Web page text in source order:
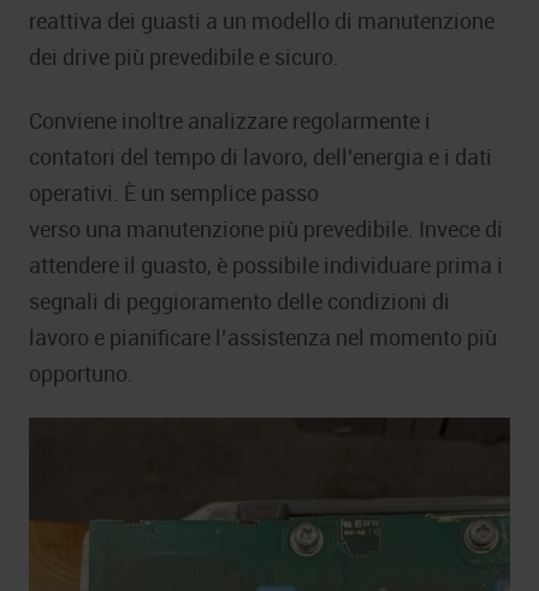
reattiva dei guasti a un modello di manutenzione
dei drive più prevedibile e sicuro.
Conviene inoltre analizzare regolarmente i
contatori del tempo di lavoro, dell’energia e i dati
operativi. È un semplice passo
verso una manutenzione più prevedibile. Invece di
attendere il guasto, è possibile individuare prima i
segnali di peggioramento delle condizioni di
lavoro e pianificare l’assistenza nel momento più
opportuno.